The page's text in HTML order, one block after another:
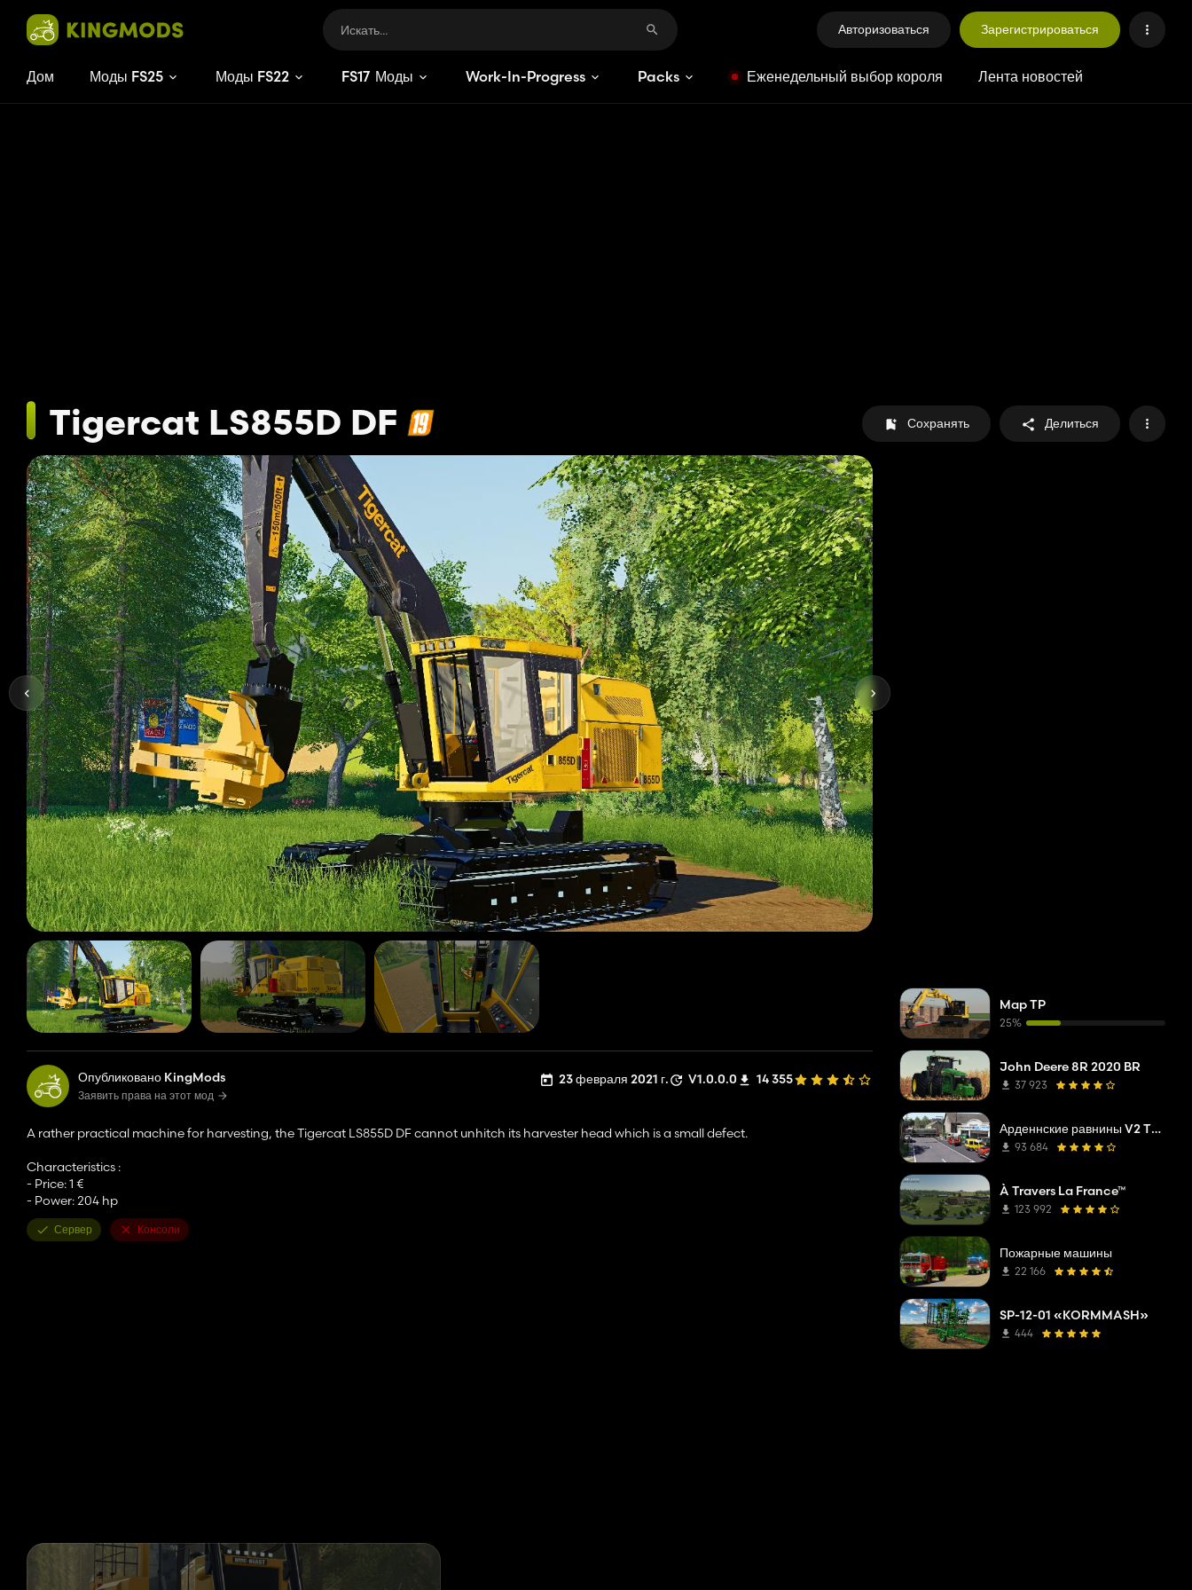
Авторизоваться Зарегистрироваться
Дом Моды FS25 Моды FS22 FS17 Моды Work-In-Progress Packs Еженедельный выбор короля Лента новостей
Tigercat LS855D DF Сохранять Делиться
Опубликовано KingMods
Заявить права на этот мод
23 февраля 2021 г. V1.0.0.0 14 355
A rather practical machine for harvesting, the Tigercat LS855D DF cannot unhitch its harvester head which is a small defect.
Characteristics :
- Price: 1 €
- Power: 204 hp
Сервер Консоли
Map TP
25%
John Deere 8R 2020 BR
37 923
Арденнские равнины V2 TP Править
93 684
À Travers La France™
123 992
Пожарные машины
22 166
SP-12-01 «KORMMASH»
444